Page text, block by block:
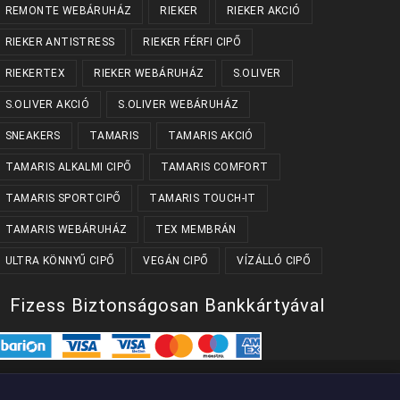
REMONTE WEBÁRUHÁZ RIEKER RIEKER AKCIÓ
RIEKER ANTISTRESS RIEKER FÉRFI CIPŐ
RIEKERTEX RIEKER WEBÁRUHÁZ S.OLIVER
S.OLIVER AKCIÓ S.OLIVER WEBÁRUHÁZ
SNEAKERS TAMARIS TAMARIS AKCIÓ
TAMARIS ALKALMI CIPŐ TAMARIS COMFORT
TAMARIS SPORTCIPŐ TAMARIS TOUCH-IT
TAMARIS WEBÁRUHÁZ TEX MEMBRÁN
ULTRA KÖNNYŰ CIPŐ VEGÁN CIPŐ VÍZÁLLÓ CIPŐ
Fizess Biztonságosan Bankkártyával